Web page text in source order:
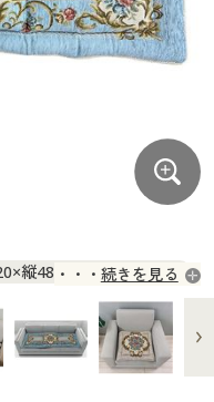
縦48cm ○ 在庫わずか
続きを見る